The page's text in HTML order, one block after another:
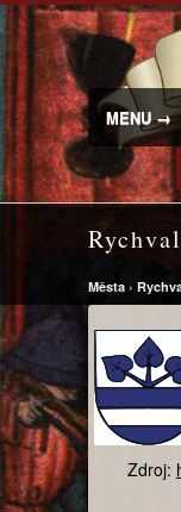
MENU →
Města ›
Zdroj: